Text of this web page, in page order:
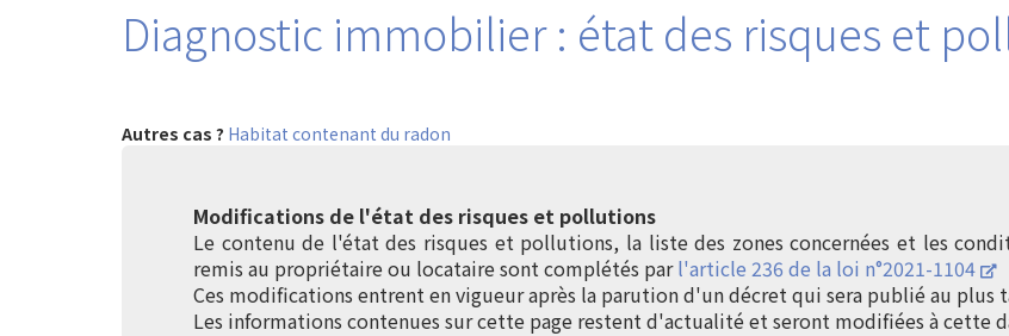
Diagnostic immobilier : état des risques et
Autres cas ? Habitat contenant du radon
Modifications de l'état des risques et pollutions
Le contenu de l'état des risques et pollutions, la liste des zones concernées et les
remis au propriétaire ou locataire sont complétés parl'article 236 de la loi n°2021-1104
Ces modifications entrent en vigueur après la parution d'un décret qui sera publié au plus
Les informations contenues sur cette page restent d'actualité et seront modifiées à cette